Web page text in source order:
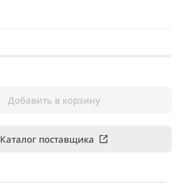
Добавить в корзину
Каталог поставщика